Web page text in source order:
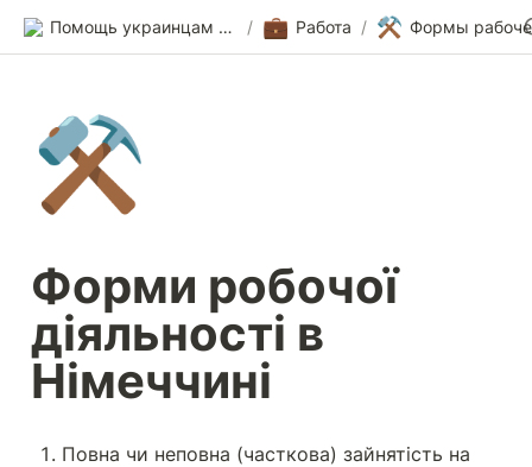
Помощь украинцам в Германии / 💼 Работа / ⚒️
⚒️
Форми робочої
діяльності в
Німеччині
Повна чи неповна (часткова) зайнятість на